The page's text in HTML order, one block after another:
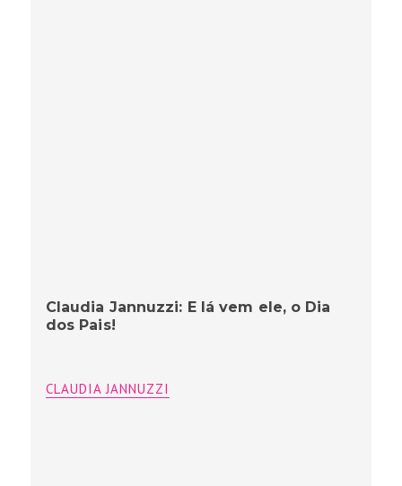
Claudia Jannuzzi: E lá vem ele, o Dia
dos Pais!
CLAUDIA JANNUZZI